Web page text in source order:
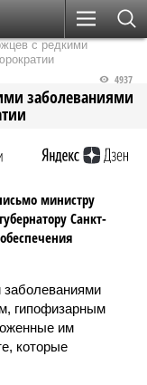
с редкими
заболеваниями
4937
министру
Санкт-
гипофизарным
им
которые